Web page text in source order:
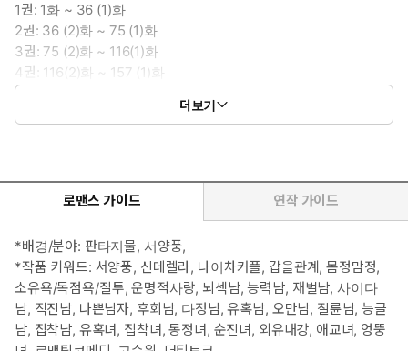
1권: 1화 ~ 36 (1)화
2권: 36 (2)화 ~ 75 (1)화
3권: 75 (2)화 ~ 116(1)화
4권: 116(2)화 ~ 157 (1)화
5권: 157 (2)화 ~ 200 (1)화
더보기
로맨스 가이드 연작 가이드
*배경/분야: 판타지물, 서양풍,
*작품 키워드: 서양풍, 신데렐라, 나이차커플, 갑을관계, 몸정맘정,
소유욕/독점욕/질투, 운명적사랑, 뇌섹남, 능력남, 재벌남, 사이다
남, 직진남, 나쁜남자, 후회남, 다정남, 유혹남, 오만남, 절륜남, 능글
남, 집착남, 유혹녀, 집착녀, 동정녀, 순진녀, 외유내강, 애교녀, 엉뚱